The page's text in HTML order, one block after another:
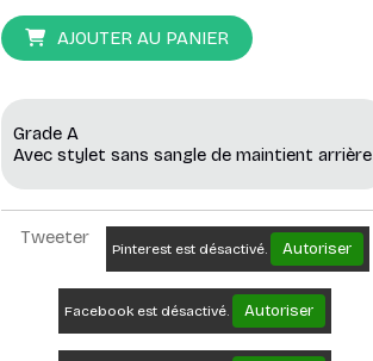
AJOUTER AU PANIER
Grade A
Avec stylet sans sangle de maintient arrière
Tweeter
Pinterest est désactivé. Autoriser
Facebook est désactivé. Autoriser